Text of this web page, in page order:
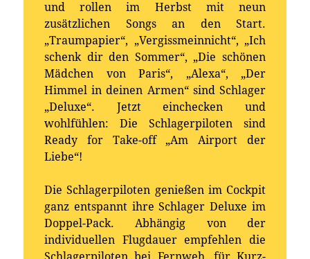
und rollen im Herbst mit neun
zusätzlichen Songs an den Start.
„Traumpapier“, „Vergissmeinnicht“, „Ich
schenk dir den Sommer“, „Die schönen
Mädchen von Paris“, „Alexa“, „Der
Himmel in deinen Armen“ sind Schlager
„Deluxe“. Jetzt einchecken und
wohlfühlen: Die Schlagerpiloten sind
Ready for Take-off „Am Airport der
Liebe“!
Die Schlagerpiloten genießen im Cockpit
ganz entspannt ihre Schlager Deluxe im
Doppel-Pack. Abhängig von der
individuellen Flugdauer empfehlen die